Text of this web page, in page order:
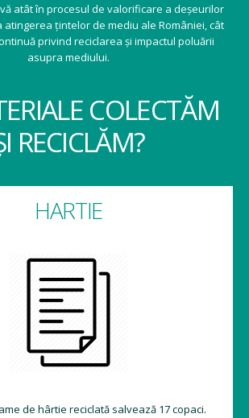
atât în procesul de valorificare a deșeurilor
atingerea țintelor de mediu ale României, cât
privind reciclarea și impactul poluării
asupra mediului.
COLECTĂM
RECICLĂM?
HARTIE
de hârtie reciclată salvează 17 copaci.